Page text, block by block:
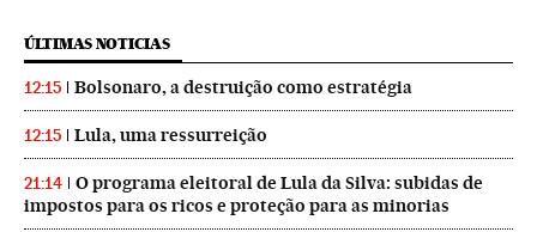
ÚLTIMAS NOTICIAS
12:15 Bolsonaro, a destruição como estratégia
12:15 Lula, uma ressurreição
21:14
O programa eleitoral de Lula da Silva: subidas de
impostos para os ricos e proteção para as minorias